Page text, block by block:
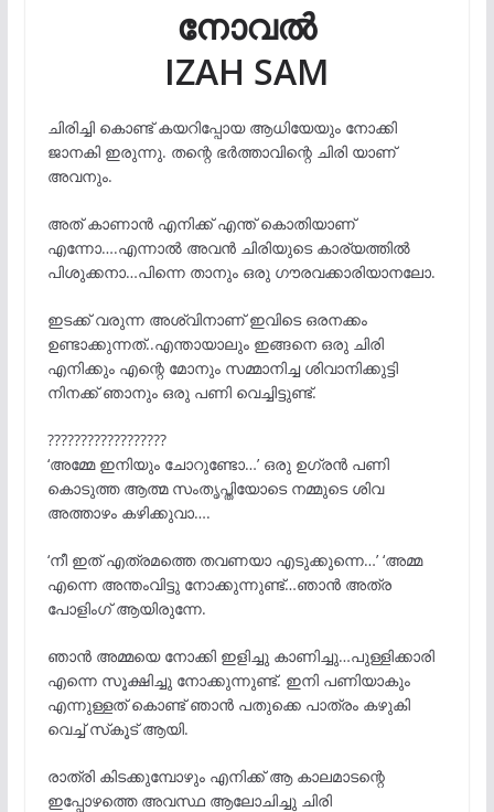
നോവൽ
IZAH SAM
ചിരിച്ചി കൊണ്ട് കയറിപ്പോയ ആധിയേയും നോക്കി
ജാനകി ഇരുന്നു. തന്റെ ഭർത്താവിന്റെ ചിരി യാണ്
അവനും.
അത് കാണാൻ എനിക്ക് എന്ത് കൊതിയാണ്
എന്നോ….എന്നാൽ അവൻ ചിരിയുടെ കാര്യത്തിൽ
പിശുക്കനാ…പിന്നെ താനും ഒരു ഗൗരവക്കാരിയാനലോ.
ഇടക്ക് വരുന്ന അശ്വിനാണ് ഇവിടെ ഒരനക്കം
ഉണ്ടാക്കുന്നത്..എന്തായാലും ഇങ്ങനെ ഒരു ചിരി
എനിക്കും എന്റെ മോനും സമ്മാനിച്ച ശിവാനിക്കുട്ടി
നിനക്ക് ഞാനും ഒരു പണി വെച്ചിട്ടുണ്ട്.
??????????????????
‘അമ്മേ ഇനിയും ചോറുണ്ടോ…’ ഒരു ഉഗ്രൻ പണി
കൊടുത്ത ആത്മ സംതൃപ്തിയോടെ നമ്മുടെ ശിവ
അത്താഴം കഴിക്കുവാ….
‘നീ ഇത് എത്രമത്തെ തവണയാ എടുക്കുന്നെ…’ ‘അമ്മ
എന്നെ അന്തംവിട്ടു നോക്കുന്നുണ്ട്…ഞാൻ അത്ര
പോളിംഗ് ആയിരുന്നേ.
ഞാൻ അമ്മയെ നോക്കി ഇളിച്ചു കാണിച്ചു…പുള്ളിക്കാരി
എന്നെ സൂക്ഷിച്ചു നോക്കുന്നുണ്ട്. ഇനി പണിയാകും
എന്നുള്ളത് കൊണ്ട് ഞാൻ പതുക്കെ പാത്രം കഴുകി
വെച്ച് സ്‌കൂട് ആയി.
രാത്രി കിടക്കുമ്പോഴും എനിക്ക് ആ കാലമാടന്റെ
ഇപ്പോഴത്തെ അവസ്ഥ ആലോചിച്ചു ചിരി